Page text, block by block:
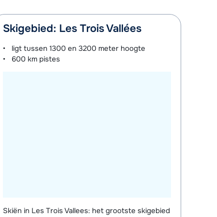
Skigebied: Les Trois Vallées
ligt tussen1300 en 3200 meter hoogte
600 km pistes
Skiën in Les Trois Vallees: het grootste skigebied